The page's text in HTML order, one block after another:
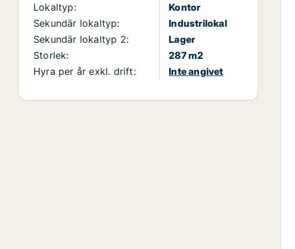
Lokaltyp:
Kontor
Sekundär lokaltyp:
Industrilokal
Sekundär lokaltyp 2:
Lager
Storlek:
287 m2
Hyra per år exkl. drift:
Inte angivet